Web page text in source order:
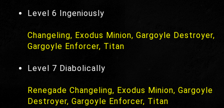
Level 6 Ingeniously
Changeling, Exodus Minion, Gargoyle Destroyer,
Gargoyle Enforcer, Titan
Level 7 Diabolically
Renegade Changeling, Exodus Minion, Gargoyle
Destroyer, Gargoyle Enforcer, Titan